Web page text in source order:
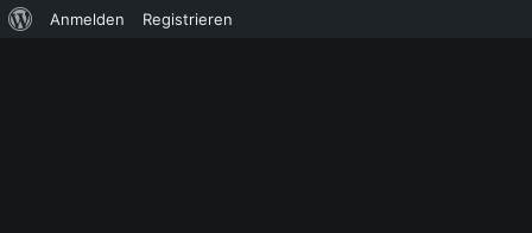
Über
Anmelden Registrieren